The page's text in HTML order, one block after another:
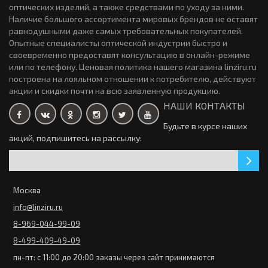
(15 пар)
3135р.
новинка
Контактные линзы Ochkov.Net A1 12 линз ( 6-пар)
2790р.
Контактные линзы Alcon TOTAL30 for Astigmatism 3 линзы
2920р.
Контактные линзы Acuvue Oasys Multifocal 6 линз (3 пары)
Контактные линзы Biomedics 1 Day Extra 30 линз (15 пар)
0р.
Контактные линзы Adria Neon 2 линзы (1 пара)
1845р.
Цветные линзы Adria Color 1Tone 2 линзы (1 пара)
1220р.
Контактные линзы IQLens Oxygen 1-day 30 линз (15 пар)
1223р.
оптических изделий, а также средствами по уходу за ними.
Наличие большого ассортимента мировых брендов не оставят
равнодушными даже самых требовательных покупателей.
Опытные специалисты оптической индустрии быстро и
своевременно предоставят консультацию в онлайн-режиме
или по телефону. Ценовая политика нашего магазина linziru.ru
построена на лояльном отношении к потребителю, действуют
акции и скидки почти на всю заявленную продукцию.
НАШИ КОНТАКТЫ
Будьте в курсе наших
акций, подпишитесь на рассылку:
Москва
info@linziru.ru
8-969-044-99-09
8-499-409-49-09
пн-пт: с 11:00 до 20:00 заказы через сайт принимаются